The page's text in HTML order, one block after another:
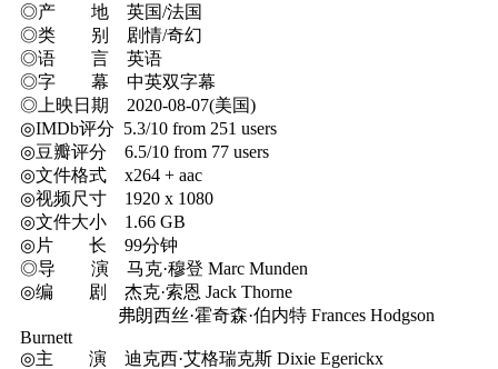
◎产 地 英国/法国
◎类 别 剧情/奇幻
◎语 言 英语
◎字 幕 中英双字幕
◎上映日期 2020-08-07(美国)
◎IMDb评分 5.3/10 from 251 users
◎豆瓣评分 6.5/10 from 77 users
◎文件格式 x264 + aac
◎视频尺寸 1920 x 1080
◎文件大小 1.66 GB
◎片 长 99分钟
◎导 演 马克·穆登 Marc Munden
◎编 剧 杰克·索恩 Jack Thorne
弗朗西丝·霍奇森·伯内特 Frances Hodgson
Burnett
◎主 演 迪克西·艾格瑞克斯 Dixie Egerickx